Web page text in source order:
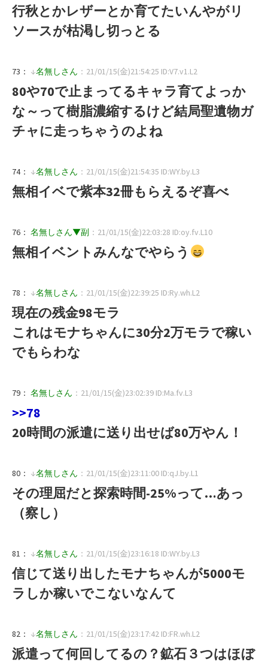
行秋とかレザーとか育てたいんやがリ
ソースが枯渇し切っとる
73： ↓名無しさん ：21/01/15(金)21:54:25 ID:V7.v1.L2
80や70で止まってるキャラ育てよっか
な～って樹脂濃縮するけど結局聖遺物ガ
チャに走っちゃうのよね
74： ↓名無しさん ：21/01/15(金)21:54:35 ID:WY.by.L3
無相イベで紫本32冊もらえるぞ喜べ
76： 名無しさん▼副 ：21/01/15(金)22:03:28 ID:oy.fv.L10
無相イベントみんなでやらう
78： ↓名無しさん ：21/01/15(金)22:39:25 ID:Ry.wh.L2
現在の残金98モラ
これはモナちゃんに30分2万モラで稼い
でもらわな
79： 名無しさん ：21/01/15(金)23:02:39 ID:Ma.fv.L3
>>78
20時間の派遣に送り出せば80万やん！
80： ↓名無しさん ：21/01/15(金)23:11:00 ID:qJ.by.L1
その理屈だと探索時間-25%って…あっ
（察し）
81： ↓名無しさん ：21/01/15(金)23:16:18 ID:WY.by.L3
信じて送り出したモナちゃんが5000モ
ラしか稼いでこないなんて
82： ↓名無しさん ：21/01/15(金)23:17:42 ID:FR.wh.L2
派遣って何回してるの？鉱石３つはほぼ